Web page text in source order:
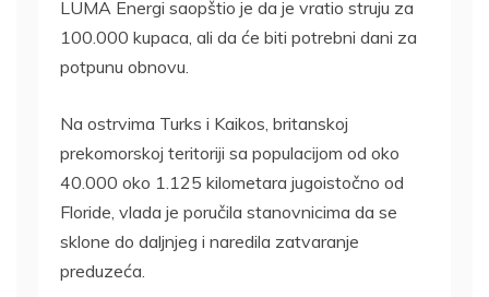
LUMA Energi saopštio je da je vratio struju za
100.000 kupaca, ali da će biti potrebni dani za
potpunu obnovu.
Na ostrvima Turks i Kaikos, britanskoj
prekomorskoj teritoriji sa populacijom od oko
40.000 oko 1.125 kilometara jugoistočno od
Floride, vlada je poručila stanovnicima da se
sklone do daljnjeg i naredila zatvaranje
preduzeća.